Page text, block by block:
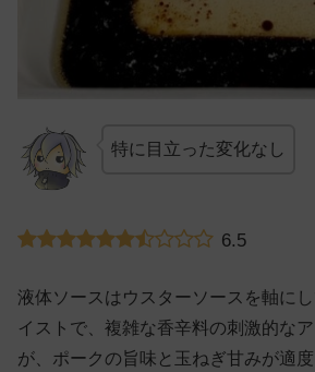
特に目立った変化なし
6.5
液体ソースはウスターソースを軸に
イストで、複雑な香辛料の刺激的な
が、ポークの旨味と玉ねぎ甘みが適度